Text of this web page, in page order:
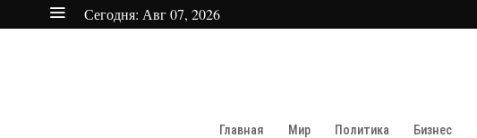
Сегодня: Авг 07, 2026
Главная
Мир Политика Бизнес